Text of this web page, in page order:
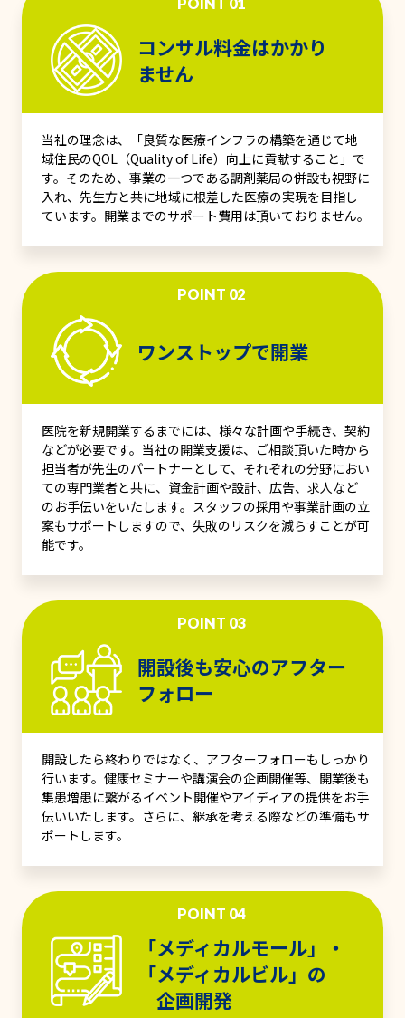
POINT 01
コンサル料金はかかり
ません
当社の理念は、「良質な医療インフラの構築を通じて地
域住民のQOL（Quality of Life）向上に貢献すること」で
す。そのため、事業の一つである調剤薬局の併設も視野に
入れ、先生方と共に地域に根差した医療の実現を目指し
ています。開業までのサポート費用は頂いておりません。
POINT 02
ワンストップで開業
医院を新規開業するまでには、様々な計画や手続き、契約
などが必要です。当社の開業支援は、ご相談頂いた時から
担当者が先生のパートナーとして、それぞれの分野におい
ての専門業者と共に、資金計画や設計、広告、求人など
のお手伝いをいたします。スタッフの採用や事業計画の立
案もサポートしますので、失敗のリスクを減らすことが可
能です。
POINT 03
開設後も安心のアフター
フォロー
開設したら終わりではなく、アフターフォローもしっかり
行います。健康セミナーや講演会の企画開催等、開業後も
集患増患に繋がるイベント開催やアイディアの提供をお手
伝いいたします。さらに、継承を考える際などの準備もサ
ポートします。
POINT 04
「メディカルモール」・
「メディカルビル」の
企画開発